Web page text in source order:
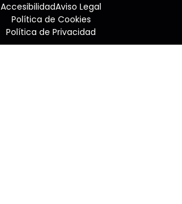
AccesibilidadAviso Legal
Política de Cookies
Política de Privacidad